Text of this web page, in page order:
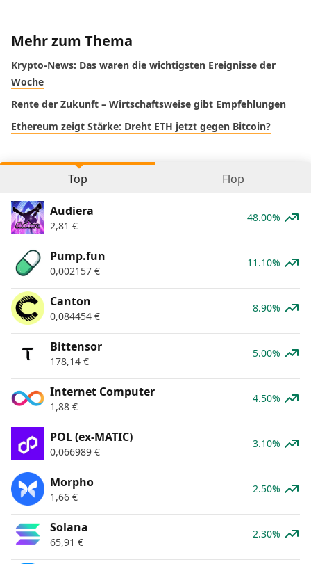
Mehr zum Thema
Krypto-News: Das waren die wichtigsten Ereignisse der
Woche
Rente der Zukunft – Wirtschaftsweise gibt Empfehlungen
Ethereum zeigt Stärke: Dreht ETH jetzt gegen Bitcoin?
Top Flop
Audiera
2,81 €
48.00%
Pump.fun
0,002157 €
11.10%
Canton
0,084454 €
8.90%
Bittensor
178,14 €
5.00%
Internet Computer
1,88 €
4.50%
POL (ex-MATIC)
0,066989 €
3.10%
Morpho
1,66 €
2.50%
Solana
65,91 €
2.30%